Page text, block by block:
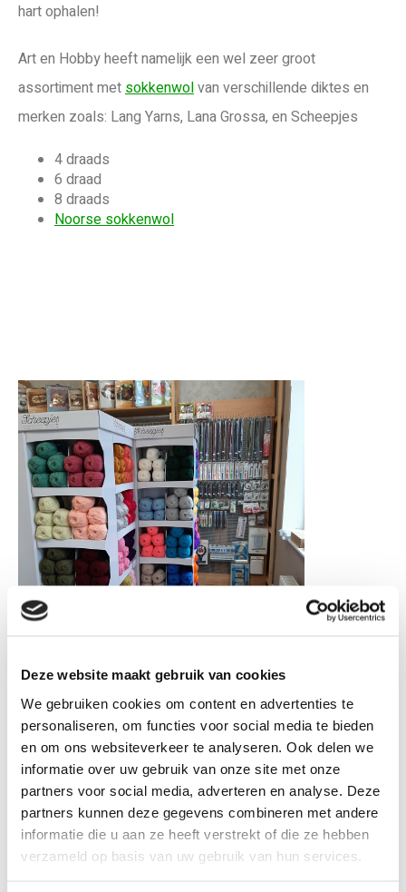
Deze website maakt gebruik van cookies
We gebruiken cookies om content en advertenties te
personaliseren, om functies voor social media te bieden
en om ons websiteverkeer te analyseren. Ook delen we
informatie over uw gebruik van onze site met onze
partners voor social media, adverteren en analyse. Deze
partners kunnen deze gegevens combineren met andere
informatie die u aan ze heeft verstrekt of die ze hebben
verzameld op basis van uw gebruik van hun services.
hart ophalen!
Art en Hobby heeft namelijk een wel zeer groot
assortiment metsokkenwolvan verschillende diktes en
merken zoals: Lang Yarns, Lana Grossa, en Scheepjes
4 draads
6 draad
8 draads
Noorse sokkenwol
Breinaalden en haaknaalden liggen volop op voorraad,
diverse merken, rondbreinaalden, breinaalden met knop,
breinaalden zonder knop. Zeg het maar. Ook de bij
behorendefourniturenontbreken niet in de winkel